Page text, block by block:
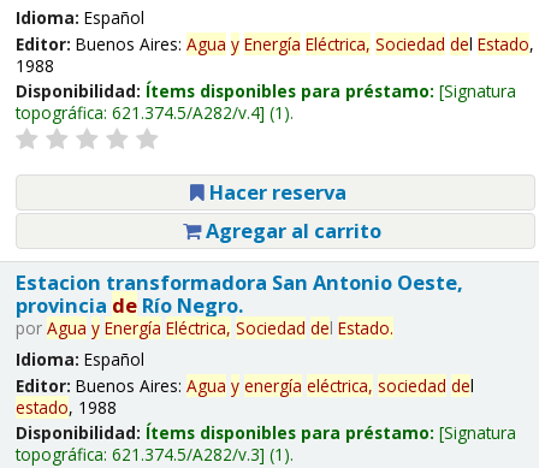
Idioma: Español
Editor: Buenos Aires: Agua y Energía Eléctrica, Sociedad del Estado,
1988
Disponibilidad: Ítems disponibles para préstamo: Signatura
topográfica: 621.374.5/A282/v.4 (1).
Hacer reserva
Agregar al carrito
Estacion transformadora San Antonio Oeste,
provincia deRío Negro.
por Agua y Energía Eléctrica, Sociedad del Estado.
Idioma: Español
Editor: Buenos Aires: Agua y energía eléctrica, sociedad del
estado, 1988
Disponibilidad: Ítems disponibles para préstamo: Signatura
topográfica: 621.374.5/A282/v.3 (1).